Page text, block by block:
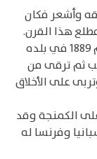
وأشعر فكان
هذا القرن.
ولد على أبواب القرن العشرين في أكتوبر عام 1889 في بلده
ثم ترقى من
على الأخلاق
الكمنجة وقد
وفرنسا له